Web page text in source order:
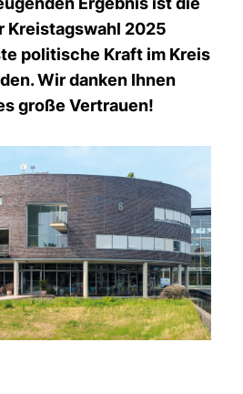
Kreistagswahl 2025
politische Kraft im Kreis
Wir danken Ihnen
große Vertrauen!